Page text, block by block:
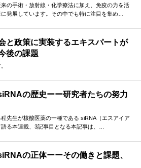
の手術・放射線・化学療法に加え、免疫の力を活
発展しています。その中でも特に注目を集め…
と政策に実装するエキスパートが
後の課題
の歴史ーー研究者たちの努力
先生が核酸医薬の一種である siRNA（エスアイア
る本連載、3記事目となる本記事は、…
の正体ーーその働きと課題、